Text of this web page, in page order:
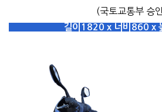
(국토교통부 승
길이1820 x 너비860 x